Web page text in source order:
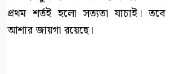
প্রথম শর্তই হলো সত্যতা যাচাই।
আশার জায়গা রয়েছে।